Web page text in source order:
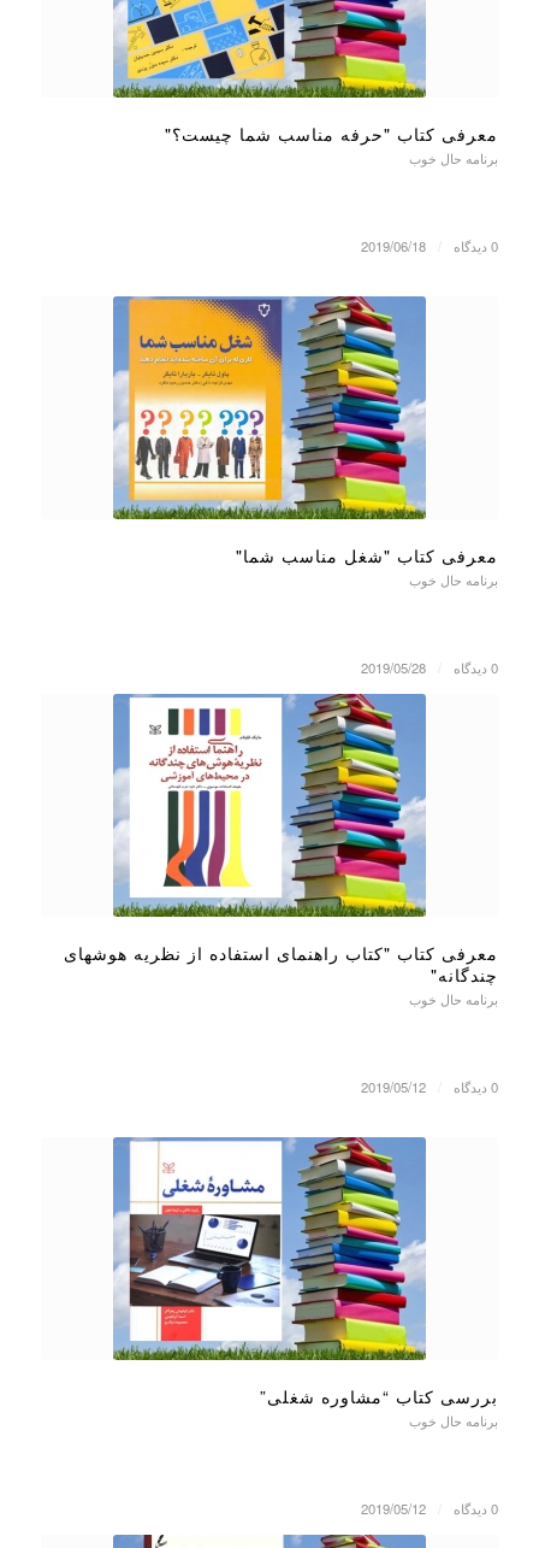
معرفی کتاب "حرفه مناسب شما چیست؟"
برنامه حال خوب
0 دیدگاه 2019/06/18
معرفی کتاب "شغل مناسب شما"
برنامه حال خوب
0 دیدگاه 2019/05/28
معرفی کتاب "کتاب راهنمای استفاده از نظریه هوشهای
چندگانه"
برنامه حال خوب
0 دیدگاه 2019/05/12
بررسی کتاب “مشاوره شغلی”
برنامه حال خوب
0 دیدگاه 2019/05/12